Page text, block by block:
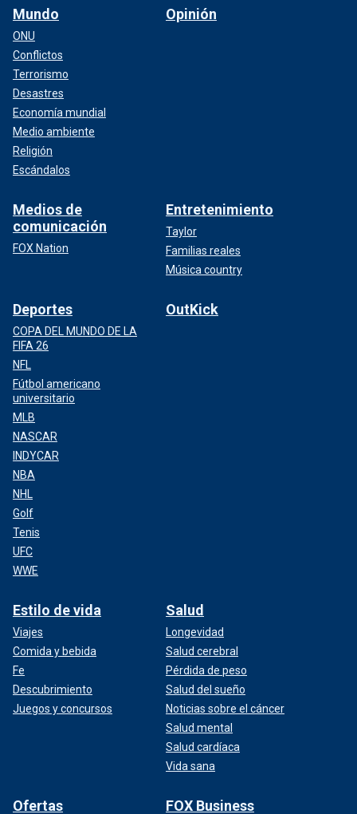
Mundo
ONU
Conflictos
Terrorismo
Desastres
Economía mundial
Medio ambiente
Religión
Escándalos
Opinión
Medios de
comunicación
FOX Nation
Entretenimiento
Taylor
Familias reales
Música country
Deportes
COPA DEL MUNDO DE LA
FIFA 26
NFL
Fútbol americano
universitario
MLB
NASCAR
INDYCAR
NBA
NHL
Golf
Tenis
UFC
WWE
OutKick
Estilo de vida
Viajes
Comida y bebida
Fe
Descubrimiento
Juegos y concursos
Salud
Longevidad
Salud cerebral
Pérdida de peso
Salud del sueño
Noticias sobre el cáncer
Salud mental
Salud cardíaca
Vida sana
Ofertas FOX Business